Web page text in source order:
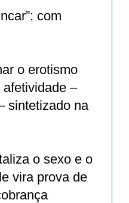
com
o erotismo
–
sintetizado na
o sexo e o
vira prova de